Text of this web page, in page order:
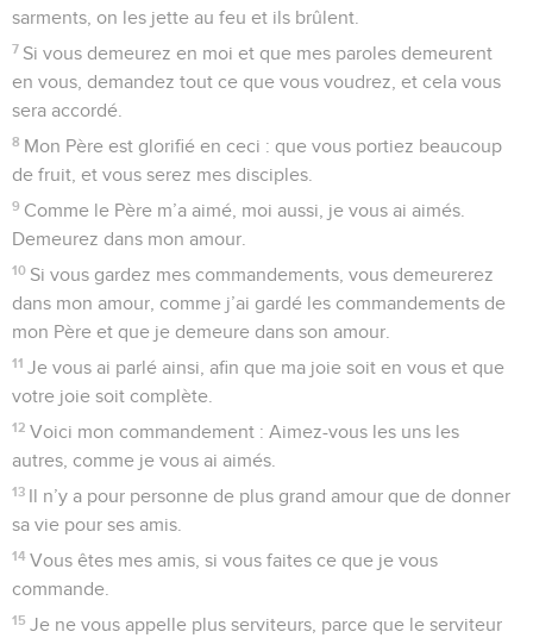
sarments, on les jette au feu et ils brûlent.
7 Si vous demeurez en moi et que mes paroles demeurent
en vous, demandez tout ce que vous voudrez, et cela vous
sera accordé.
8 Mon Père est glorifié en ceci : que vous portiez beaucoup
de fruit, et vous serez mes disciples.
9 Comme le Père m’a aimé, moi aussi, je vous ai aimés.
Demeurez dans mon amour.
10 Si vous gardez mes commandements, vous demeurerez
dans mon amour, comme j’ai gardé les commandements de
mon Père et que je demeure dans son amour.
11 Je vous ai parlé ainsi, afin que ma joie soit en vous et que
votre joie soit complète.
12 Voici mon commandement : Aimez-vous les uns les
autres, comme je vous ai aimés.
13 Il n’y a pour personne de plus grand amour que de donner
sa vie pour ses amis.
14 Vous êtes mes amis, si vous faites ce que je vous
commande.
15 Je ne vous appelle plus serviteurs, parce que le serviteur